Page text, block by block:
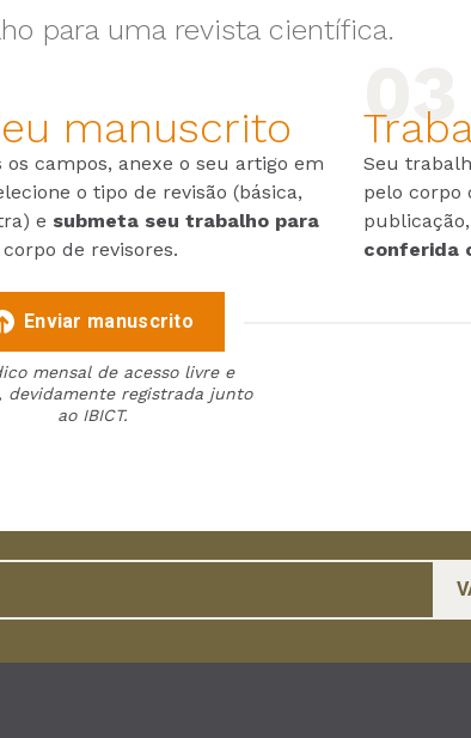
para uma revista científica.
manuscrito
os campos, anexe o seu artigo em
o tipo de revisão (básica,
e submeta seu trabalho para
de revisores.
Seu
pelo corpo
publicação,
conferida
Enviar manuscrito
mensal de acesso livre e
devidamente registrada junto
ao IBICT.